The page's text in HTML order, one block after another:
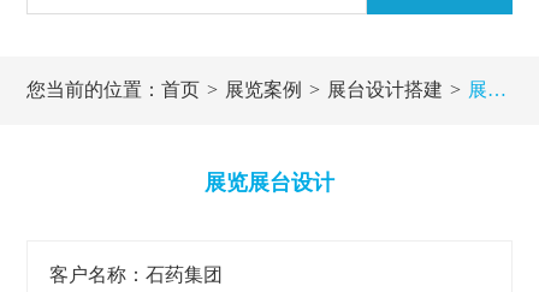
您当前的位置：首页 展览案例 展台设计搭建 展览展台设计
展览展台设计
客户名称：石药集团